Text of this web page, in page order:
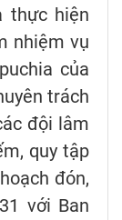
thực hiện
nhiệm vụ
của
trách
đội lâm
quy tập
đón,
với Ban